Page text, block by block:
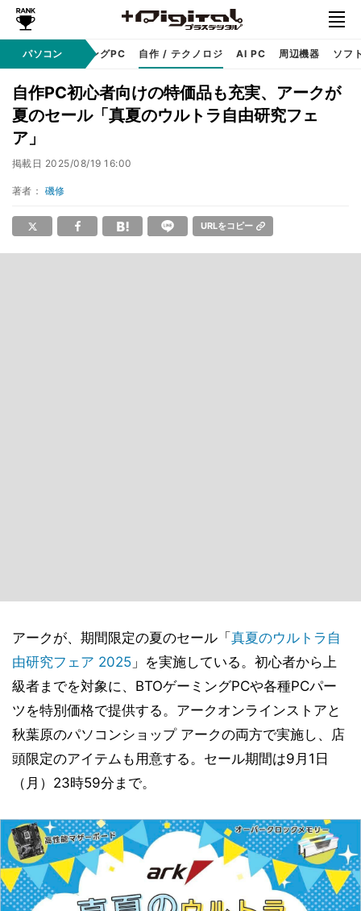
パソコン
PC本体 ゲーミングPC 自作 / テクノロジ AI PC 周辺機器 ソフ
自作PC初心者向けの特価品も充実、アークが
夏のセール「真夏のウルトラ自由研究フェ
ア」
掲載日 2025/08/19 16:00
著者： 磯修
URLをコピー
アークが、期間限定の夏のセール「 真夏のウルトラ自
由研究フェア 2025 」を実施している。初心者から上
級者までを対象に、BTOゲーミングPCや各種PCパー
ツを特別価格で提供する。アークオンラインストアと
秋葉原のパソコンショップ アークの両方で実施し、店
頭限定のアイテムも用意する。セール期間は9月1日
（月）23時59分まで。